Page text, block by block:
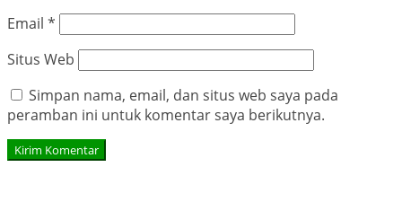
Email *
Situs Web
Simpan nama, email, dan situs web saya pada
peramban ini untuk komentar saya berikutnya.